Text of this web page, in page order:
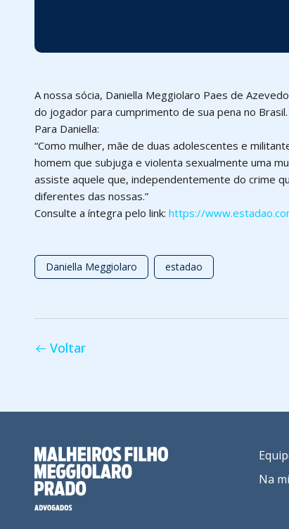
A nossa sócia, Daniella Meggiolaro Paes de
do jogador para cumprimento de sua pena no Brasil.
Para Daniella:
“Como mulher, mãe de duas adolescentes e
homem que subjuga e violenta sexualmente uma
assiste aquele que, independentemente do crime
diferentes das nossas.”
Consulte a íntegra pelo link: https://
Daniella Meggiolaro estadao
Voltar
Na